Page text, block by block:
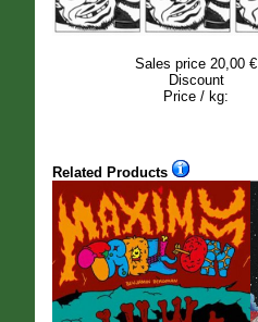
Sales price 20,00 €
Discount
Price / kg:
Related Products